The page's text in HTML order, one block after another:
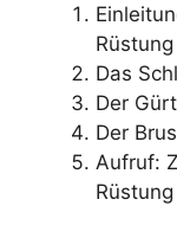
Rüstung
Das
Der
Der
Aufruf: